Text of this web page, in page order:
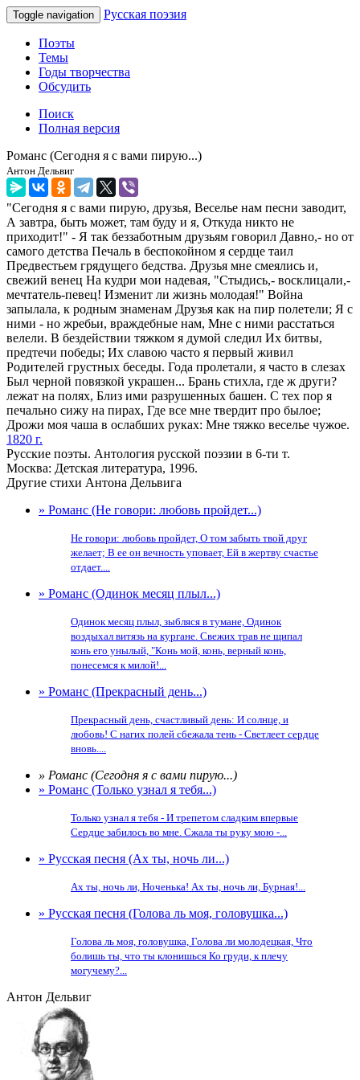
Toggle navigation Русская поэзия
Поэты
Темы
Годы творчества
Обсудить
Поиск
Полная версия
Романс (Сегодня я с вами пирую...)
Антон Дельвиг
"Сегодня я с вами пирую, друзья, Веселье нам песни заводит,
А завтра, быть может, там буду и я, Откуда никто не
приходит!" - Я так беззаботным друзьям говорил Давно,- но от
самого детства Печаль в беспокойном я сердце таил
Предвестьем грядущего бедства. Друзья мне смеялись и,
свежий венец На кудри мои надевая, "Стыдись,- восклицали,-
мечтатель-певец! Изменит ли жизнь молодая!" Война
запылала, к родным знаменам Друзья как на пир полетели; Я с
ними - но жребьи, враждебные нам, Мне с ними расстаться
велели. В бездействии тяжком я думой следил Их битвы,
предтечи победы; Их славою часто я первый живил
Родителей грустных беседы. Года пролетали, я часто в слезах
Был черной повязкой украшен... Брань стихла, где ж други?
лежат на полях, Близ ими разрушенных башен. С тех пор я
печально сижу на пирах, Где все мне твердит про былое;
Дрожи моя чаша в ослабших руках: Мне тяжко веселье чужое.
1820 г.
Русские поэты. Антология русской поэзии в 6-ти т.
Москва: Детская литература, 1996.
Другие стихи Антона Дельвига
» Романс (Не говори: любовь пройдет...)
Не говори: любовь пройдет, О том забыть твой друг
желает; В ее он вечность уповает, Ей в жертву счастье
отдает....
» Романс (Одинок месяц плыл...)
Одинок месяц плыл, зыбляся в тумане, Одинок
воздыхал витязь на кургане. Свежих трав не щипал
конь его унылый, "Конь мой, конь, верный конь,
понесемся к милой!...
» Романс (Прекрасный день...)
Прекрасный день, счастливый день: И солнце, и
любовь! С нагих полей сбежала тень - Светлеет сердце
вновь....
» Романс (Сегодня я с вами пирую...)
» Романс (Только узнал я тебя...)
Только узнал я тебя - И трепетом сладким впервые
Сердце забилось во мне. Сжала ты руку мою -...
» Русская песня (Ах ты, ночь ли...)
Ах ты, ночь ли, Ноченька! Ах ты, ночь ли, Бурная!...
» Русская песня (Голова ль моя, головушка...)
Голова ль моя, головушка, Голова ли молодецкая, Что
болишь ты, что ты клонишься Ко груди, к плечу
могучему?...
Антон Дельвиг